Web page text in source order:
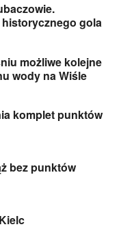
gola
możliwe kolejne
wody na Wiśle
komplet punktów
bez punktów